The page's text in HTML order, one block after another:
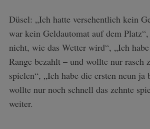
Düsel: „Ich hatte versehentlich kein
war kein Geldautomat auf dem
nicht, wie das Wetter wird“, „Ich
Range bezahlt – und wollte nur rasch
spielen“, „Ich habe die ersten neun ja
wollte nur noch schnell das zehnte
weiter.